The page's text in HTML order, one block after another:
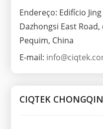
Endereço: Edifício
Dazhongsi East
Pequim, China
E-mail:
CIQTEK